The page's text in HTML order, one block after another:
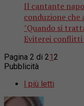
Il cantante
conduzione
"Quando si
Eviterei conflitti
Pagina 2 di 21 2
Pubblicità
I più letti